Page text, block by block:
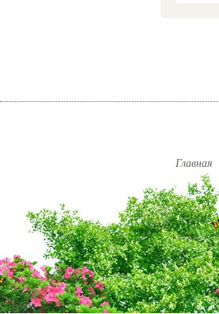
Главная